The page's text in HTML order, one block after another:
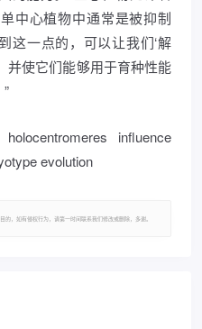
中心植物中通常是被抑制
这一点的，可以让我们‘解
并使它们能够用于育种性能
influence
evolution
，如有侵权行为，请第一时间联系我们修改或删除，多谢。